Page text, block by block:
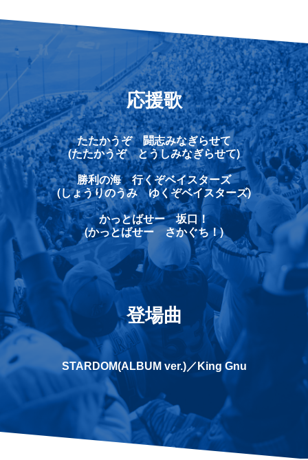
応援歌
たたかうぞ 闘志みなぎらせて
(たたかうぞ とうしみなぎらせて)
勝利の海 行くぞベイスターズ
(しょうりのうみ ゆくぞベイスターズ)
かっとばせー 坂口！
(かっとばせー さかぐち！)
登場曲
STARDOM(ALBUM ver.)／King Gnu